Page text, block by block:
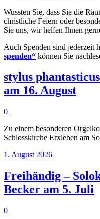
Wussten Sie, dass Sie die
christliche Feiern oder
Sie uns, wir helfen Ihnen
Auch Spenden sind jederzeit
spenden“ können Sie
stylus
am 16. August
0
Zu einem besonderen
Schlosskirche Erxleben am
1. August 2026
Freihändig –
Becker am 5. Juli
0